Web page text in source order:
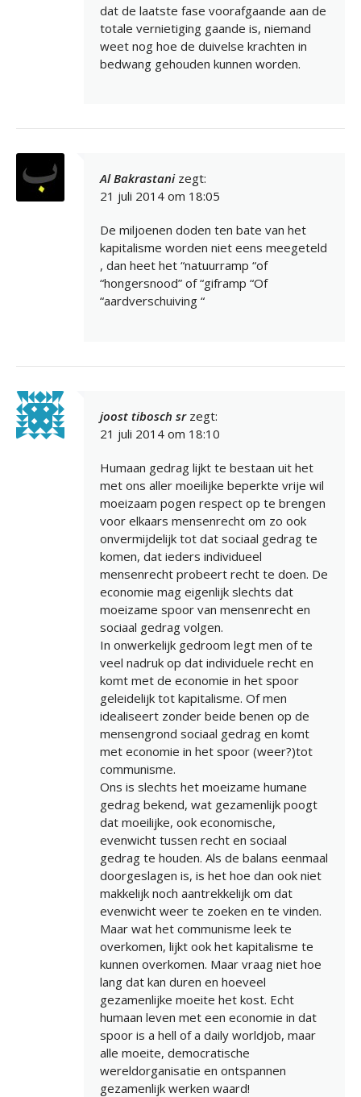
dat de laatste fase voorafgaande aan de
totale vernietiging gaande is, niemand
weet nog hoe de duivelse krachten in
bedwang gehouden kunnen worden.
Al Bakrastani zegt:
21 juli 2014 om 18:05
De miljoenen doden ten bate van het
kapitalisme worden niet eens meegeteld
, dan heet het “natuurramp “of
“hongersnood” of “giframp “Of
“aardverschuiving “
joost tibosch sr zegt:
21 juli 2014 om 18:10
Humaan gedrag lijkt te bestaan uit het
met ons aller moeilijke beperkte vrije wil
moeizaam pogen respect op te brengen
voor elkaars mensenrecht om zo ook
onvermijdelijk tot dat sociaal gedrag te
komen, dat ieders individueel
mensenrecht probeert recht te doen. De
economie mag eigenlijk slechts dat
moeizame spoor van mensenrecht en
sociaal gedrag volgen.
In onwerkelijk gedroom legt men of te
veel nadruk op dat individuele recht en
komt met de economie in het spoor
geleidelijk tot kapitalisme. Of men
idealiseert zonder beide benen op de
mensengrond sociaal gedrag en komt
met economie in het spoor (weer?)tot
communisme.
Ons is slechts het moeizame humane
gedrag bekend, wat gezamenlijk poogt
dat moeilijke, ook economische,
evenwicht tussen recht en sociaal
gedrag te houden. Als de balans eenmaal
doorgeslagen is, is het hoe dan ook niet
makkelijk noch aantrekkelijk om dat
evenwicht weer te zoeken en te vinden.
Maar wat het communisme leek te
overkomen, lijkt ook het kapitalisme te
kunnen overkomen. Maar vraag niet hoe
lang dat kan duren en hoeveel
gezamenlijke moeite het kost. Echt
humaan leven met een economie in dat
spoor is a hell of a daily worldjob, maar
alle moeite, democratische
wereldorganisatie en ontspannen
gezamenlijk werken waard!